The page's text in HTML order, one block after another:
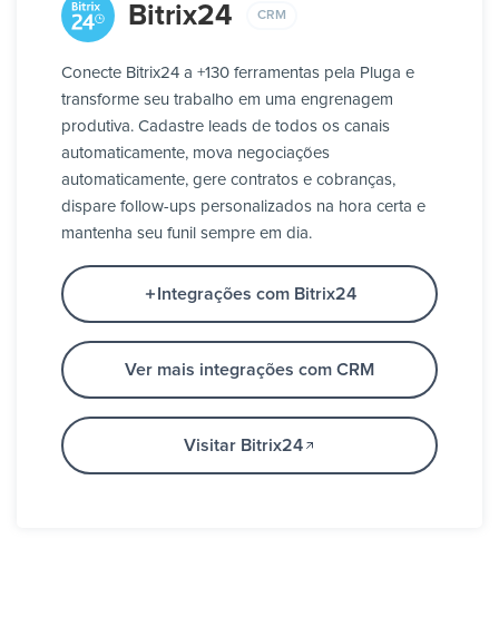
Bitrix24 CRM
Conecte Bitrix24 a +130 ferramentas pela Pluga e
transforme seu trabalho em uma engrenagem
produtiva. Cadastre leads de todos os canais
automaticamente, mova negociações
automaticamente, gere contratos e cobranças,
dispare follow-ups personalizados na hora certa e
mantenha seu funil sempre em dia.
Integrações com Bitrix24
Ver mais integrações com CRM
Visitar Bitrix24